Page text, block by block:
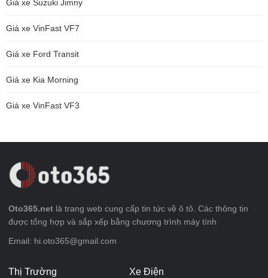
Giá xe Suzuki Jimny
Giá xe VinFast VF7
Giá xe Ford Transit
Giá xe Kia Morning
Giá xe VinFast VF3
Oto365.net là trang web cung cấp tin tức về ô tô. Các thông tin
được tổng hợp và sắp xếp bằng chương trình máy tính
Email: hi.oto365@gmail.com
Thị Trường Xe Điện